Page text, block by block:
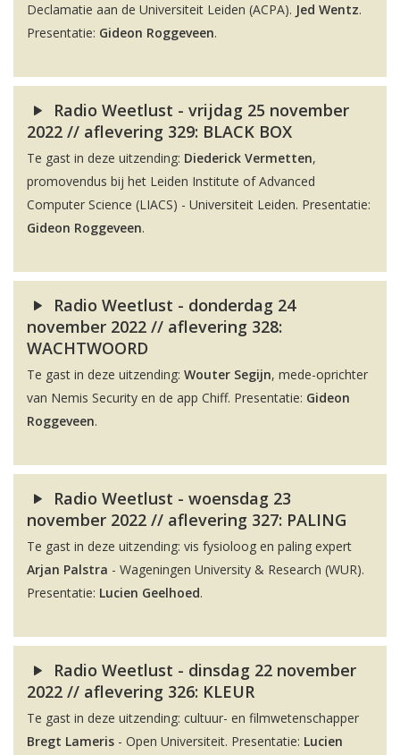
Declamatie aan de Universiteit Leiden (ACPA). Jed Wentz.
Presentatie: Gideon Roggeveen.
Radio Weetlust - vrijdag 25 november
2022 // aflevering 329: BLACK BOX
Te gast in deze uitzending: Diederick Vermetten,
promovendus bij het Leiden Institute of Advanced
Computer Science (LIACS) - Universiteit Leiden. Presentatie:
Gideon Roggeveen.
Radio Weetlust - donderdag 24
november 2022 // aflevering 328:
WACHTWOORD
Te gast in deze uitzending: Wouter Segijn, mede-oprichter
van Nemis Security en de app Chiff. Presentatie: Gideon
Roggeveen.
Radio Weetlust - woensdag 23
november 2022 // aflevering 327: PALING
Te gast in deze uitzending: vis fysioloog en paling expert
Arjan Palstra - Wageningen University & Research (WUR).
Presentatie: Lucien Geelhoed.
Radio Weetlust - dinsdag 22 november
2022 // aflevering 326: KLEUR
Te gast in deze uitzending: cultuur- en filmwetenschapper
Bregt Lameris - Open Universiteit. Presentatie: Lucien